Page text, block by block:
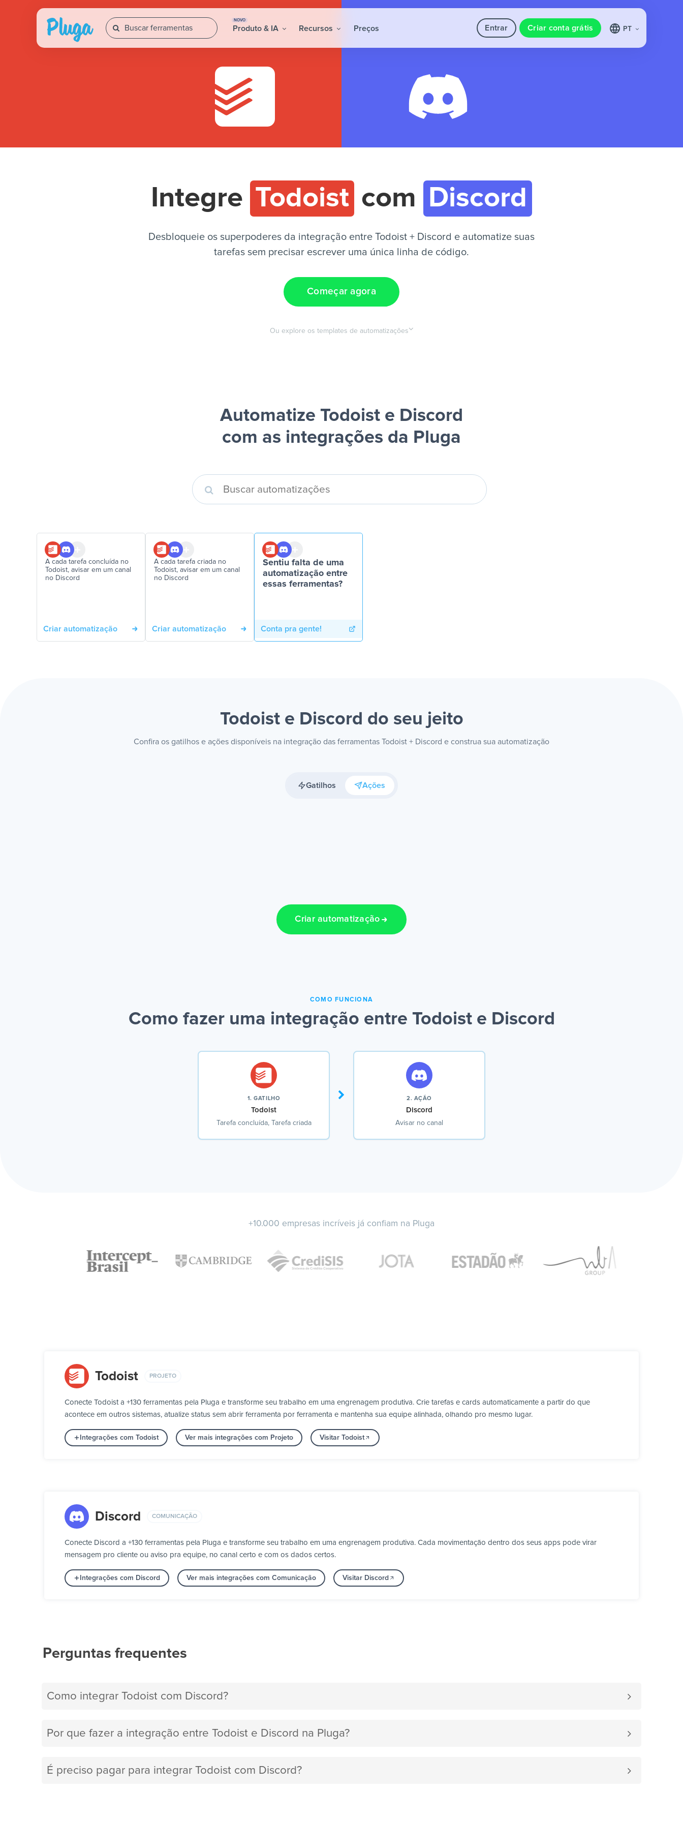
NOVO
Produto & IA Recursos Preços Entrar Criar conta grátis PT
Integre Todoist com Discord
Desbloqueie os superpoderes da integração entre Todoist + Discord e automatize suas
tarefas sem precisar escrever uma única linha de código.
Começar agora
Ou explore os templates de automatizações
Automatize Todoist e Discord
com as integrações da Pluga
A cada tarefa concluída no
Todoist, avisar em um canal
no Discord
Criar automatização
A cada tarefa criada no
Todoist, avisar em um canal
no Discord
Criar automatização
Sentiu falta de uma
automatização entre
essas ferramentas?
Conta pra gente!
Todoist e Discord do seu jeito
Confira os gatilhos e ações disponíveis na integração das ferramentas Todoist + Discord e construa sua automatização
Gatilhos Ações
Criar automatização
COMO FUNCIONA
Como fazer uma integração entre Todoist e Discord
1. GATILHO
Todoist
Tarefa concluída, Tarefa criada
2. AÇÃO
Discord
Avisar no canal
+10.000 empresas incríveis já confiam na Pluga
Todoist PROJETO
Conecte Todoist a +130 ferramentas pela Pluga e transforme seu trabalho em uma engrenagem produtiva. Crie tarefas e cards automaticamente a partir do que
acontece em outros sistemas, atualize status sem abrir ferramenta por ferramenta e mantenha sua equipe alinhada, olhando pro mesmo lugar.
Integrações com Todoist Ver mais integrações com Projeto Visitar Todoist
Discord COMUNICAÇÃO
Conecte Discord a +130 ferramentas pela Pluga e transforme seu trabalho em uma engrenagem produtiva. Cada movimentação dentro dos seus apps pode virar
mensagem pro cliente ou aviso pra equipe, no canal certo e com os dados certos.
Integrações com Discord Ver mais integrações com Comunicação Visitar Discord
Perguntas frequentes
Como integrar Todoist com Discord?
Por que fazer a integração entre Todoist e Discord na Pluga?
É preciso pagar para integrar Todoist com Discord?